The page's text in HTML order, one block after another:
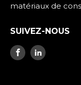
matériaux de
SUIVEZ-NOUS